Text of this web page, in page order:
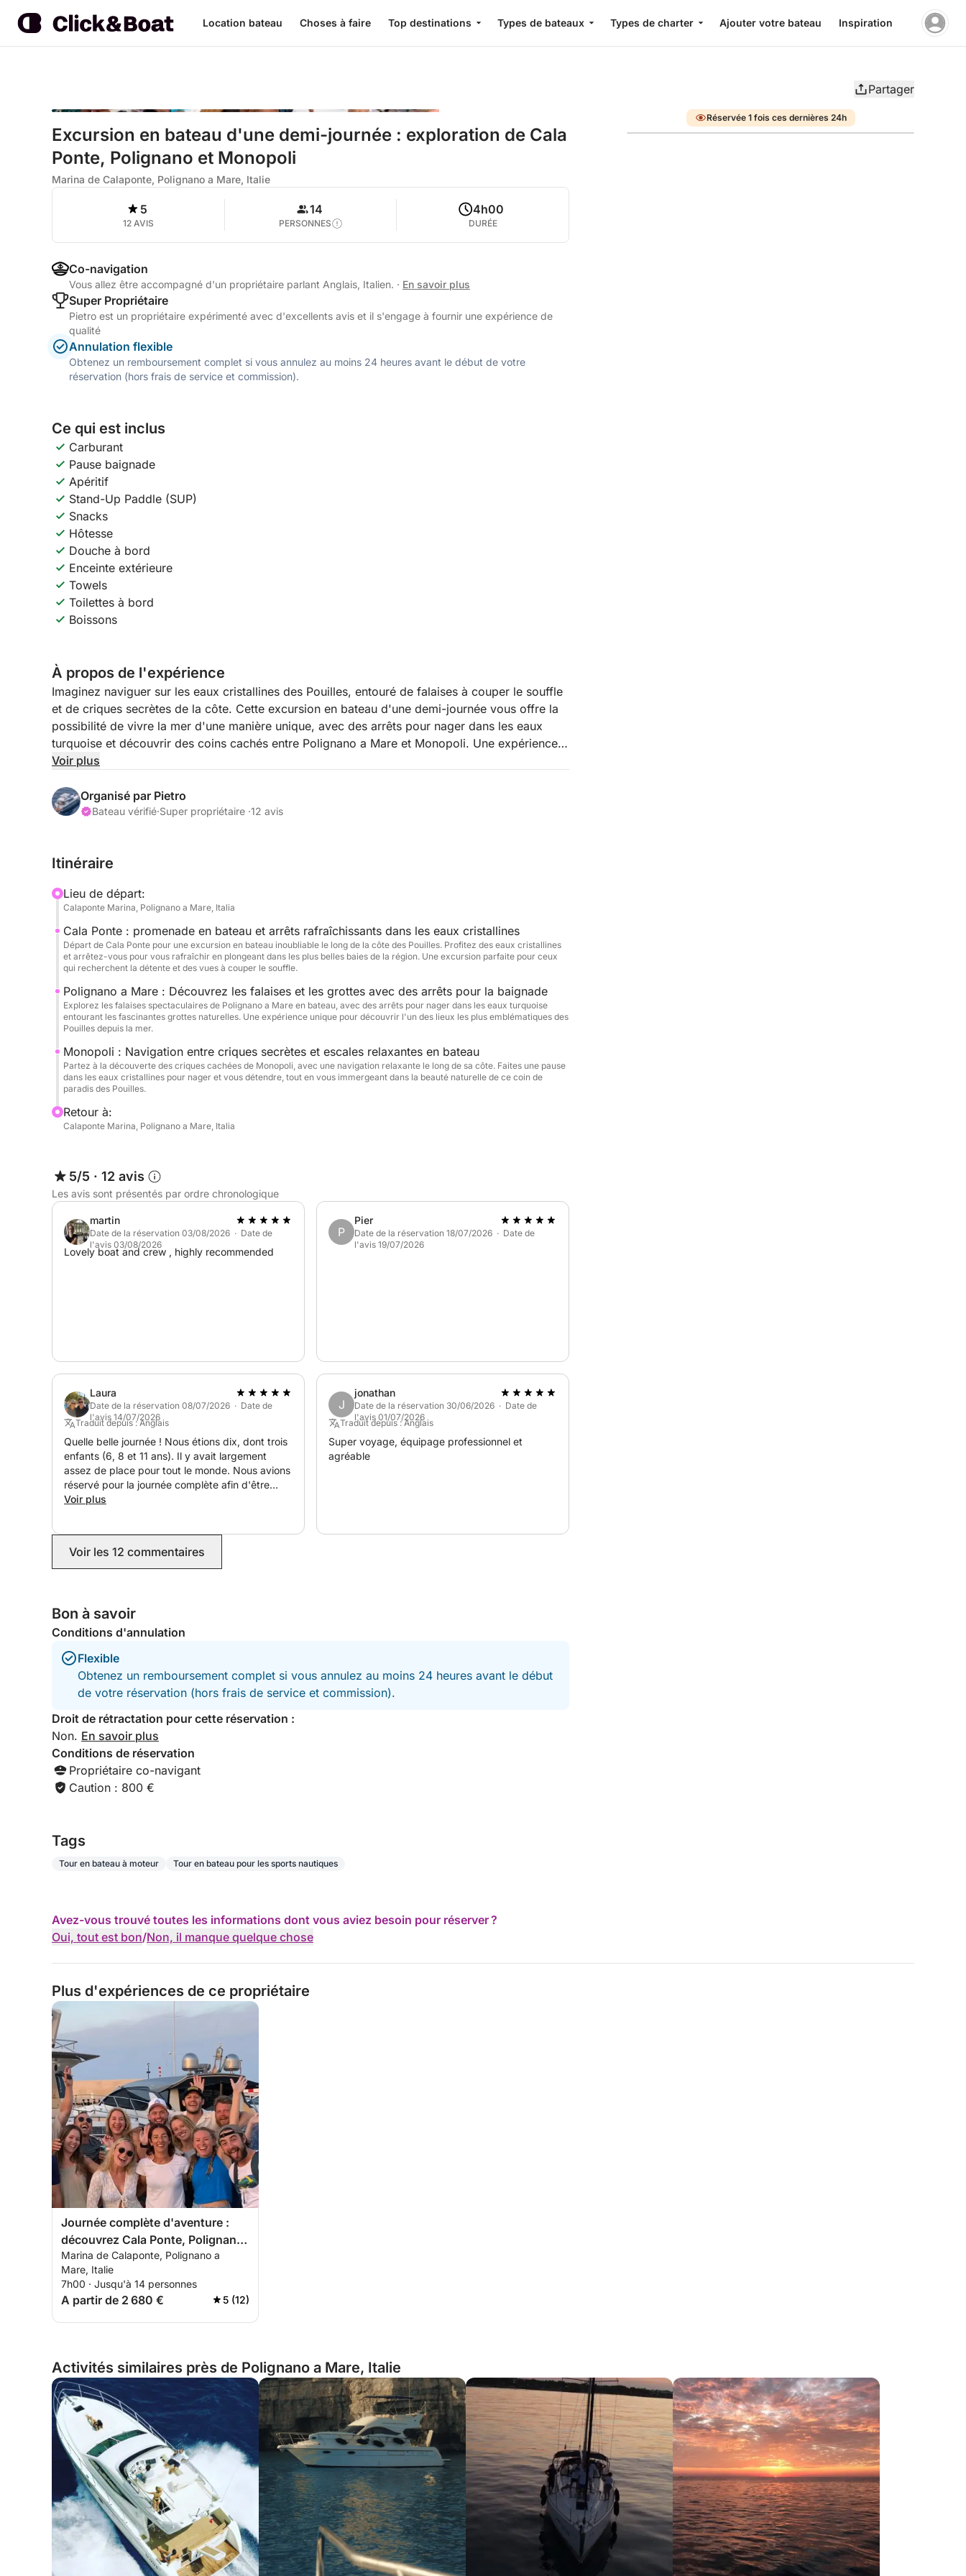
Location bateau Choses à faire Top destinations Types de bateaux Types de charter Ajouter votre bateau Inspiration
Partager
Excursion en bateau d'une demi-journée : exploration de Cala
Ponte, Polignano et Monopoli
Marina de Calaponte, Polignano a Mare, Italie
5
12 AVIS
14
PERSONNES
4h00
DURÉE
Co-navigation
Vous allez être accompagné d'un propriétaire parlant Anglais, Italien. · En savoir plus
Super Propriétaire
Pietro est un propriétaire expérimenté avec d'excellents avis et il s'engage à fournir une expérience de
qualité
Annulation flexible
Obtenez un remboursement complet si vous annulez au moins 24 heures avant le début de votre
réservation (hors frais de service et commission).
Ce qui est inclus
Carburant
Pause baignade
Apéritif
Stand-Up Paddle (SUP)
Snacks
Hôtesse
Douche à bord
Enceinte extérieure
Towels
Toilettes à bord
Boissons
À propos de l'expérience
Imaginez naviguer sur les eaux cristallines des Pouilles, entouré de falaises à couper le souffle
et de criques secrètes de la côte. Cette excursion en bateau d'une demi-journée vous offre la
possibilité de vivre la mer d'une manière unique, avec des arrêts pour nager dans les eaux
turquoise et découvrir des coins cachés entre Polignano a Mare et Monopoli. Une expérience à
ne pas manquer pour ceux qui souhaitent allier aventure, détente et paysages inoubliables.
Au départ de Cala Ponte, votre aventure commence par une vue spectaculaire sur la côte
rocheuse et la mer cristalline. Vous naviguerez le long de la côte de Polignano a Mare, célèbre
claires, découvrant ainsi la beauté des fonds marins. Ensuite, l'itinéraire vous mènera à
Chaque arrêt est l'occasion de profiter du soleil, de se détendre et de s'immerger dans
l'atmosphère unique de cette partie des Pouilles.
Cette expérience se distingue par son équilibre entre détente et découverte. Par rapport à
d'autres excursions, notre circuit vous permet d'explorer la côte de manière plus intime et
paisible, loin de la foule et avec la possibilité de choisir comment passer chaque instant. Le
bateau est équipé de tout ce dont vous avez besoin pour le confort à bord, et la navigation est
conçue pour vous permettre de profiter pleinement de chaque escale. Que vous recherchiez
une journée de pure détente ou que vous souhaitiez explorer les beautés naturelles et
historiques de la région, cette excursion est l'occasion idéale de découvrir les Pouilles depuis
la mer, de manière authentique et inoubliable.
Ne manquez pas l’occasion de vivre cette expérience unique ! Réservez dès aujourd'hui et
préparez-vous à partir pour une aventure inoubliable.
Voir plus
Organisé par Pietro
Bateau vérifié·Super propriétaire ·12 avis
Itinéraire
Lieu de départ:
Calaponte Marina, Polignano a Mare, Italia
Cala Ponte : promenade en bateau et arrêts rafraîchissants dans les eaux cristallines
Départ de Cala Ponte pour une excursion en bateau inoubliable le long de la côte des Pouilles. Profitez des eaux cristallines
et arrêtez-vous pour vous rafraîchir en plongeant dans les plus belles baies de la région. Une excursion parfaite pour ceux
qui recherchent la détente et des vues à couper le souffle.
Polignano a Mare : Découvrez les falaises et les grottes avec des arrêts pour la baignade
Explorez les falaises spectaculaires de Polignano a Mare en bateau, avec des arrêts pour nager dans les eaux turquoise
entourant les fascinantes grottes naturelles. Une expérience unique pour découvrir l'un des lieux les plus emblématiques des
Pouilles depuis la mer.
Monopoli : Navigation entre criques secrètes et escales relaxantes en bateau
Partez à la découverte des criques cachées de Monopoli, avec une navigation relaxante le long de sa côte. Faites une pause
dans les eaux cristallines pour nager et vous détendre, tout en vous immergeant dans la beauté naturelle de ce coin de
paradis des Pouilles.
Retour à:
Calaponte Marina, Polignano a Mare, Italia
5/5 · 12 avis
Les avis sont présentés par ordre chronologique
martin
Date de la réservation 03/08/2026 · Date de
l'avis 03/08/2026
Lovely boat and crew , highly recommended
P
Pier
Date de la réservation 18/07/2026 · Date de
l'avis 19/07/2026
Laura
Date de la réservation 08/07/2026 · Date de
l'avis 14/07/2026
Traduit depuis : Anglais
Quelle belle journée ! Nous étions dix, dont trois
enfants (6, 8 et 11 ans). Il y avait largement
assez de place pour tout le monde. Nous avions
réservé pour la journée complète afin d'être
flexibles. Pietro et son équipage étaient
le temps nécessaire pour nager et nous
détendre, et ils ont même fait une courte escale
historique. Merci pour cette magnifique journée !
Nous recommandons vivement cette excursion.
Voir plus
J
jonathan
Date de la réservation 30/06/2026 · Date de
l'avis 01/07/2026
Traduit depuis : Anglais
Super voyage, équipage professionnel et
agréable
Voir les 12 commentaires
Bon à savoir
Conditions d'annulation
Flexible
Obtenez un remboursement complet si vous annulez au moins 24 heures avant le début
de votre réservation (hors frais de service et commission).
Droit de rétractation pour cette réservation :
Non. En savoir plus
Conditions de réservation
Propriétaire co-navigant
Caution : 800 €
Tags
Tour en bateau à moteur Tour en bateau pour les sports nautiques
Avez-vous trouvé toutes les informations dont vous aviez besoin pour réserver ?
Oui, tout est bon/Non, il manque quelque chose
Réservée 1 fois ces dernières 24h
Plus d'expériences de ce propriétaire
Journée complète d'aventure :
découvrez Cala Ponte, Polignano
a Mare et Monopoli
Marina de Calaponte, Polignano a
Mare, Italie
7h00 · Jusqu'à 14 personnes
A partir de 2 680 € 5 (12)
Activités similaires près de Polignano a Mare, Italie